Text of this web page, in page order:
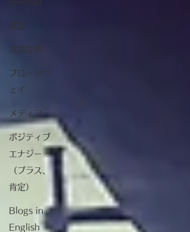
教育
英語学習
ブロードウ
ェイ
メディア
ポジティブ
エナジー
（プラス、
肯定）
Blogs in
English